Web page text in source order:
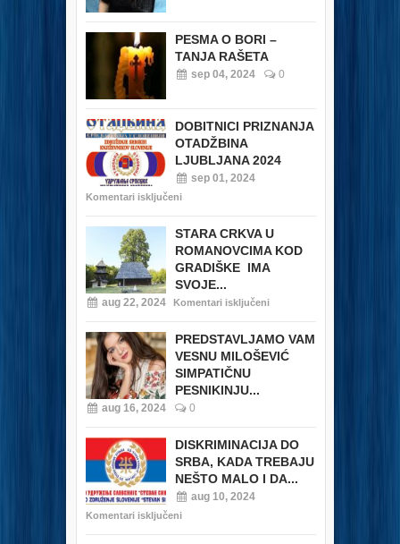
PESMA O BORI –
TANJA RAŠETA
sep 04, 2024 0
DOBITNICI PRIZNANJA
OTADŽBINA
LJUBLJANA 2024
sep 01, 2024
Komentari isključeni
STARA CRKVA U
ROMANOVCIMA KOD
GRADIŠKE IMA
SVOJE...
aug 22, 2024 Komentari isključeni
PREDSTAVLJAMO VAM
VESNU MILOŠEVIĆ
SIMPATIČNU
PESNIKINJU...
aug 16, 2024 0
DISKRIMINACIJA DO
SRBA, KADA TREBAJU
NEŠTO MALO I DA...
aug 10, 2024
Komentari isključeni